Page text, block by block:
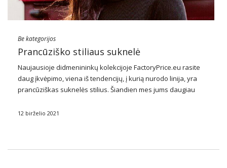
Be kategorijos
Prancūziško stiliaus suknelė
Naujausioje didmenininkų kolekcijoje FactoryPrice.eu rasite
daug įkvėpimo, viena iš tendencijų, į kurią nurodo linija, yra
prancūziškas suknelės stilius. Šiandien mes jums daugiau
kaip juos sudaryti.
…
12 birželio 2021